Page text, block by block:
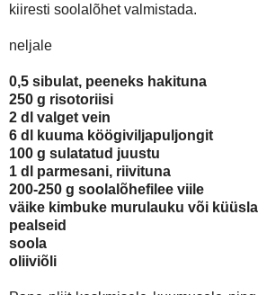
kiiresti soolalõhet valmistada.
neljale
0,5 sibulat, peeneks hakituna
250 g risotoriisi
2 dl valget vein
6 dl kuuma köögiviljapuljongit
100 g sulatatud juustu
1 dl parmesani, riivituna
200-250 g soolalõhefilee viile
väike kimbuke murulauku või
pealseid
soola
oliiviõli